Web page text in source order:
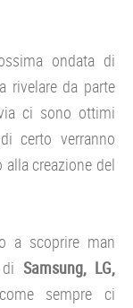
ondata di
rivelare da parte
ci sono ottimi
certo verranno
creazione del
a scoprire man
Samsung, LG,
sempre ci